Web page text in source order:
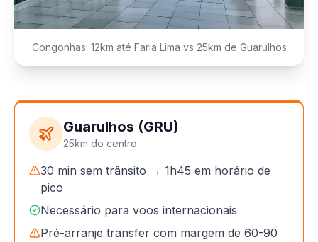
Congonhas: 12km até Faria Lima vs 25km de Guarulhos
Guarulhos (GRU)
25km do centro
30 min sem trânsito → 1h45 em horário de
pico
Necessário para voos internacionais
Pré-arranje transfer com margem de 60-90